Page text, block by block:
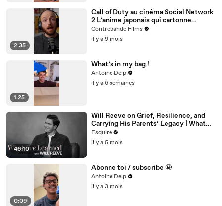
2:35
Call of Duty au cinéma Social Network
2 L’anime japonais qui cartonne
comme jamaisC’est les 3 actus ciné de
cette semaine
Contrebande Films
il y a 9 mois
1:25
What’s in my bag !
Antoine Delp
il y a 6 semaines
46:10
Will Reeve on Grief, Resilience, and
Carrying His Parents’ Legacy | What
I’ve Learned | Esquire
Esquire
il y a 5 mois
0:09
Abonne toi / subscribe 🤪
Antoine Delp
il y a 3 mois